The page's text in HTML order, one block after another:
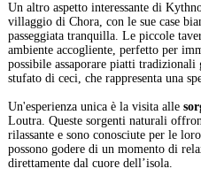
Un altro aspetto interessante di
villaggio di Chora, con le sue case
passeggiata tranquilla. Le piccole
ambiente accogliente, perfetto per
possibile assaporare piatti
stufato di ceci, che rappresenta una
Un'esperienza unica è la visita alle
Loutra. Queste sorgenti naturali
rilassante e sono conosciute per le
possono godere di un momento di
direttamente dal cuore dell’isola.